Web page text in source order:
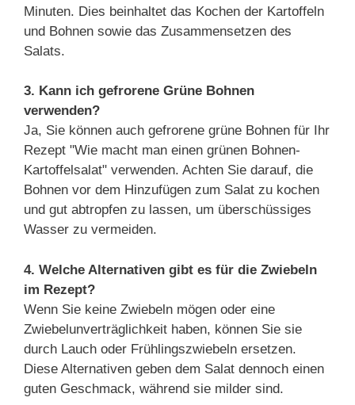
Minuten. Dies beinhaltet das Kochen der Kartoffeln
und Bohnen sowie das Zusammensetzen des
Salats.
3. Kann ich gefrorene Grüne Bohnen
verwenden?
Ja, Sie können auch gefrorene grüne Bohnen für Ihr
Rezept "Wie macht man einen grünen Bohnen-
Kartoffelsalat" verwenden. Achten Sie darauf, die
Bohnen vor dem Hinzufügen zum Salat zu kochen
und gut abtropfen zu lassen, um überschüssiges
Wasser zu vermeiden.
4. Welche Alternativen gibt es für die Zwiebeln
im Rezept?
Wenn Sie keine Zwiebeln mögen oder eine
Zwiebelunverträglichkeit haben, können Sie sie
durch Lauch oder Frühlingszwiebeln ersetzen.
Diese Alternativen geben dem Salat dennoch einen
guten Geschmack, während sie milder sind.